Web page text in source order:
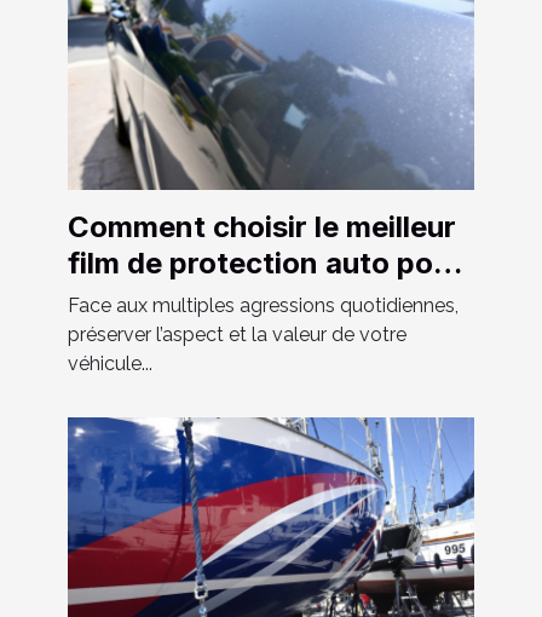
Comment choisir le meilleur
film de protection auto pour
votre véhicule ?
Face aux multiples agressions quotidiennes,
préserver l’aspect et la valeur de votre
véhicule...